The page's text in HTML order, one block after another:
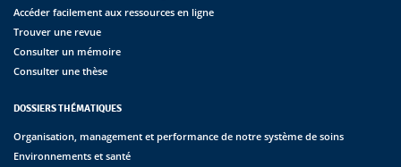
Accéder facilement aux ressources en ligne
Trouver une revue
Consulter un mémoire
Consulter une thèse
DOSSIERS THÉMATIQUES
Organisation, management et performance de notre système de soins
Environnements et santé